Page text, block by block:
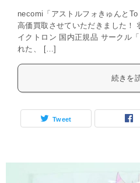
necomi「アストルフォきゅんと
高価買取させていただきました！
イクトロン 国内正規品 サークル
れた、 […]
続きを
Tweet